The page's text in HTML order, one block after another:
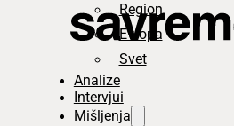
Region
Evropa
Svet
Analize
Intervjui
Mišljenja